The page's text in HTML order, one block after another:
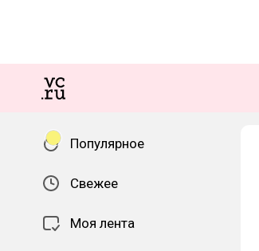
Популярное
Свежее
Моя лента